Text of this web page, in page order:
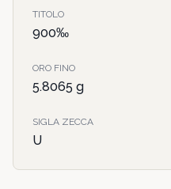
TITOLO
900‰
ORO FINO
5.8065 g
SIGLA ZECCA
U